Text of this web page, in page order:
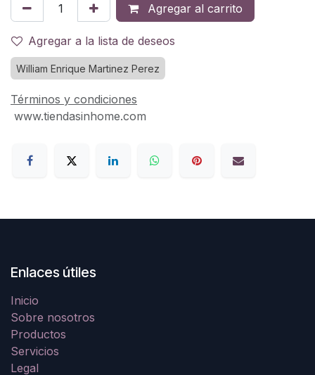
Agregar al carrito
Agregar a la lista de deseos
William Enrique Martinez Perez
Términos y condiciones
www.tiendasinhome.com
Enlaces útiles
Inicio
Sobre nosotros
Productos
Servicios
Legal